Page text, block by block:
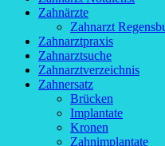
Zahnärzte
Zahnarzt
Zahnarztpraxis
Zahnarztsuche
Zahnarztverzeichnis
Zahnersatz
Brücken
Implantate
Kronen
Zahnimplantate